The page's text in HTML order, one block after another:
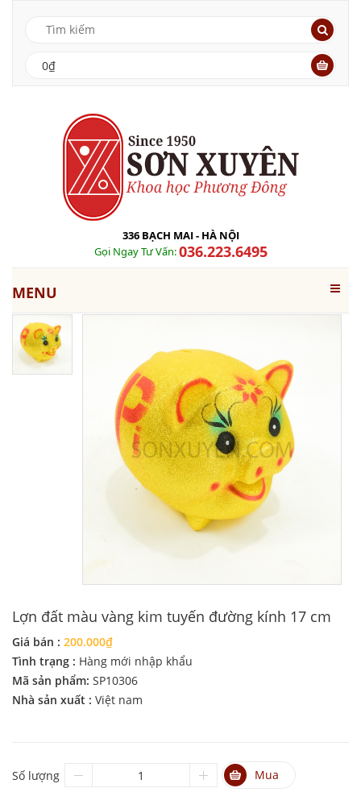
0₫
336 BẠCH MAI - HÀ NỘI
Gọi Ngay Tư Vấn:036.223.6495
MENU
Lợn đất màu vàng kim tuyến đường kính 17 cm
Giá bán : 200.000₫
Tình trạng : Hàng mới nhập khẩu
Mã sản phẩm: SP10306
Nhà sản xuất : Việt nam
Số lượng Mua